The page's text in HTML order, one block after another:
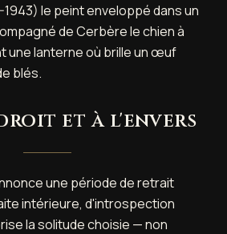
le peint enveloppé dans un
de Cerbère le chien à
une lanterne où brille un œuf
blés.
et à l'envers
une période de retrait
intérieure, d'introspection
la solitude choisie — non